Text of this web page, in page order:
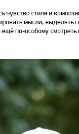
чувство стиля и
мысли, выделять
по-особому смотреть